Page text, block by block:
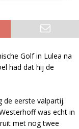
Golf in Lulea na
had dat hij de
de eerste valpartij.
was echt in
met nog twee